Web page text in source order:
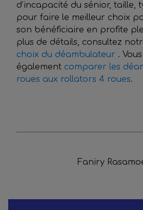
d’incapacité du sénior, taille,
pour faire le meilleur choix
son bénéficiaire en profite
plus de détails, consultez
choix du déambulateur .
également comparer les
roues aux rollators 4 roues.
Faniry